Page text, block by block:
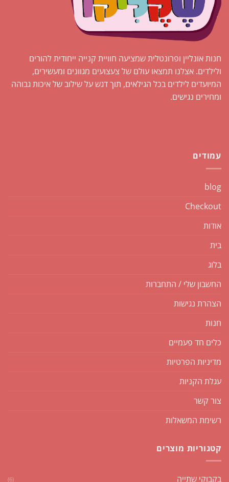
חנות אונליין ופרונטלית שמציעה חוויית קנייה ייחודית להורים
ולילדים. אצלנו תמצאו עולם של צעצועים מגוונים ומעשירים,
המיועדים לילדים בכל הגילאים, תוך דגש על שילוב של איכות גבוהה
ומחירים נגישים.
עמודים
blog
Checkout
אודות
בית
בלוג
החשבון שלי / התחברות
הצהרת נגישות
חנות
כלים חד פעמיים
מדיניות הפרטיות
עגלת הקניות
צור קשר
רשימת המשאלות
קטגוריות מוצרים
בקבוקי שתייה (6)